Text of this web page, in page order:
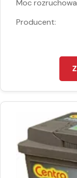
Moc
Producent: